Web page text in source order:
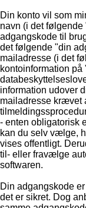
Din konto vil som
navn (i det
adgangskode til
det følgende "din
mailadresse (i det
kontoinformation
information udover
mailadresse krævet
- enten obligatorisk
kan du selv vælge,
vises offentligt.
til- eller fravælge
softwaren.
Din adgangskode
det er sikret. Dog